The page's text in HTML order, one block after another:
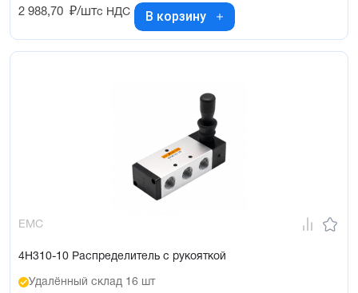
2 988,70 ₽/штс НДС В корзину
EMC
4H310-10 Распределитель с рукояткой
Удалённый склад 16 шт